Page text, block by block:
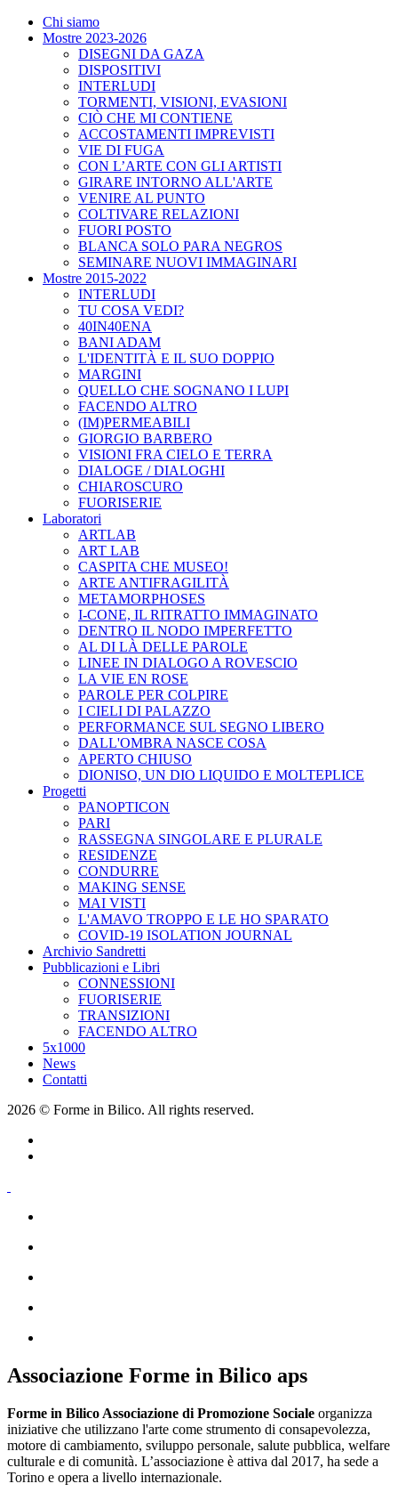
Chi siamo
Mostre 2023-2026
DISEGNI DA GAZA
DISPOSITIVI
INTERLUDI
TORMENTI, VISIONI, EVASIONI
CIÒ CHE MI CONTIENE
ACCOSTAMENTI IMPREVISTI
VIE DI FUGA
CON L’ARTE CON GLI ARTISTI
GIRARE INTORNO ALL'ARTE
VENIRE AL PUNTO
COLTIVARE RELAZIONI
FUORI POSTO
BLANCA SOLO PARA NEGROS
SEMINARE NUOVI IMMAGINARI
Mostre 2015-2022
INTERLUDI
TU COSA VEDI?
40IN40ENA
BANI ADAM
L'IDENTITÀ E IL SUO DOPPIO
MARGINI
QUELLO CHE SOGNANO I LUPI
FACENDO ALTRO
(IM)PERMEABILI
GIORGIO BARBERO
VISIONI FRA CIELO E TERRA
DIALOGE / DIALOGHI
CHIAROSCURO
FUORISERIE
Laboratori
ARTLAB
ART LAB
CASPITA CHE MUSEO!
ARTE ANTIFRAGILITÀ
METAMORPHOSES
I-CONE, IL RITRATTO IMMAGINATO
DENTRO IL NODO IMPERFETTO
AL DI LÀ DELLE PAROLE
LINEE IN DIALOGO A ROVESCIO
LA VIE EN ROSE
PAROLE PER COLPIRE
I CIELI DI PALAZZO
PERFORMANCE SUL SEGNO LIBERO
DALL'OMBRA NASCE COSA
APERTO CHIUSO
DIONISO, UN DIO LIQUIDO E MOLTEPLICE
Progetti
PANOPTICON
PARI
RASSEGNA SINGOLARE E PLURALE
RESIDENZE
CONDURRE
MAKING SENSE
MAI VISTI
L'AMAVO TROPPO E LE HO SPARATO
COVID-19 ISOLATION JOURNAL
Archivio Sandretti
Pubblicazioni e Libri
CONNESSIONI
FUORISERIE
TRANSIZIONI
FACENDO ALTRO
5x1000
News
Contatti
2026 © Forme in Bilico. All rights reserved.
Associazione Forme in Bilico aps
Forme in Bilico Associazione di Promozione Sociale organizza
iniziative che utilizzano l'arte come strumento di consapevolezza,
motore di cambiamento, sviluppo personale, salute pubblica, welfare
culturale e di comunità. L’associazione è attiva dal 2017, ha sede a
Torino e opera a livello internazionale.